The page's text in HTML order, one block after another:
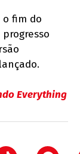
o fim do
Everything